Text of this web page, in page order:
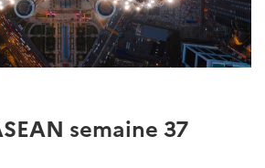
semaine 37